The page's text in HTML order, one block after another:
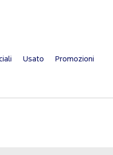
Usato Promozioni